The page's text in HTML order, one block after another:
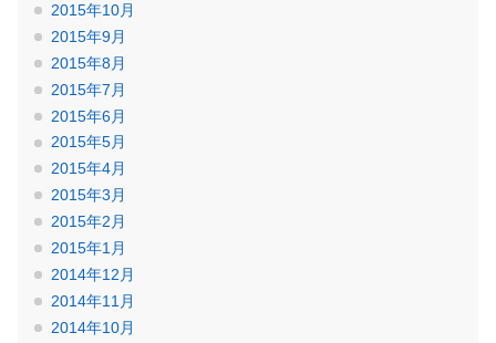
2015年10月
2015年9月
2015年8月
2015年7月
2015年6月
2015年5月
2015年4月
2015年3月
2015年2月
2015年1月
2014年12月
2014年11月
2014年10月